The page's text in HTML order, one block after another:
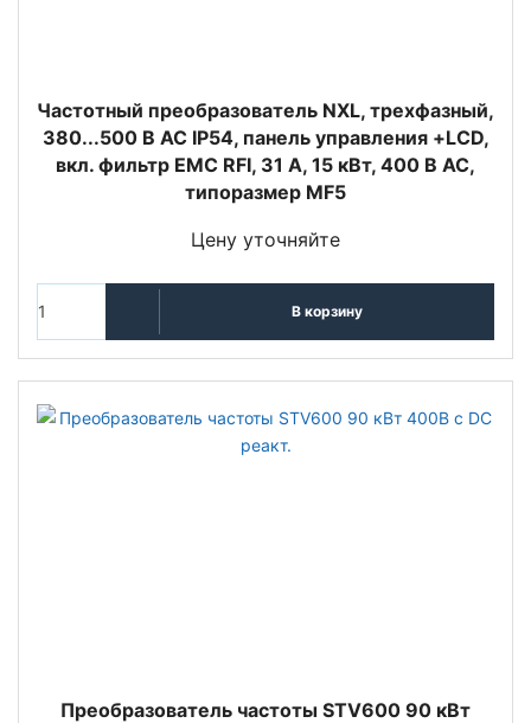
Частотный преобразователь NXL, трехфазный,
380...500 В АС IP54, панель управления +LCD,
вкл. фильтр EMC RFI, 31 A, 15 кВт, 400 В AC,
типоразмер MF5
Цену уточняйте
В корзину
Преобразователь частоты STV600 90 кВт